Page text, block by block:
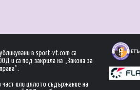
в sport-vt.com са
и са под закрила на „Закона за
част или цялото съдържание на